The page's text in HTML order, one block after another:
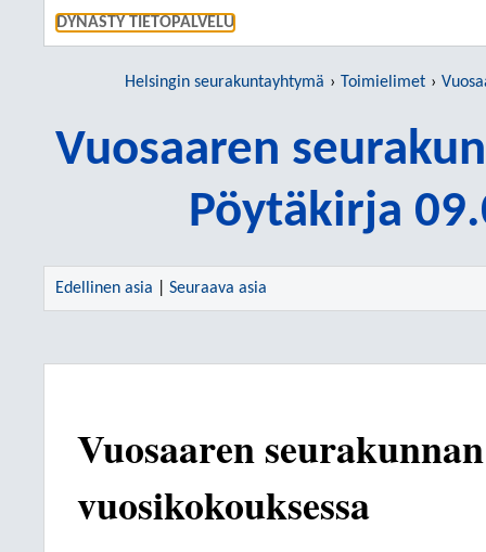
DYNASTY TIETOPALVELU
Helsingin seurakuntayhtymä Toimielimet
Vuosaaren
Pöytäkirja
Edellinen asia Seuraava asia
Vuosaaren
vuosikokouksessa